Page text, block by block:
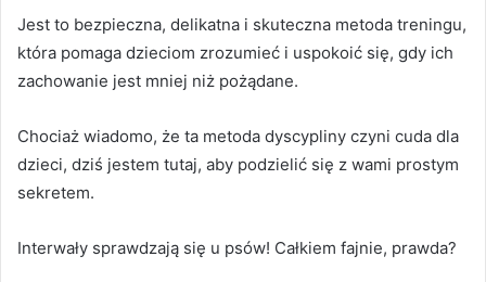
Jest to bezpieczna, delikatna i skuteczna metoda treningu,
która pomaga dzieciom zrozumieć i uspokoić się, gdy ich
zachowanie jest mniej niż pożądane.
Chociaż wiadomo, że ta metoda dyscypliny czyni cuda dla
dzieci, dziś jestem tutaj, aby podzielić się z wami prostym
sekretem.
Interwały sprawdzają się u psów! Całkiem fajnie, prawda?